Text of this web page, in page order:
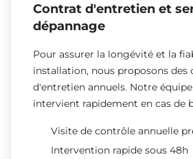
Contrat d'entretien et
dépannage
Pour assurer la longévité et la
installation, nous proposons des
d'entretien annuels. Notre
intervient rapidement en cas de
Visite de contrôle annuelle
Intervention rapide sous 48h